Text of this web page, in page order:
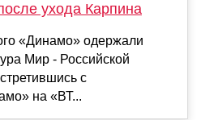
ухода Карпина
«Динамо» одержали
Мир - Российской
с
на «ВТ...